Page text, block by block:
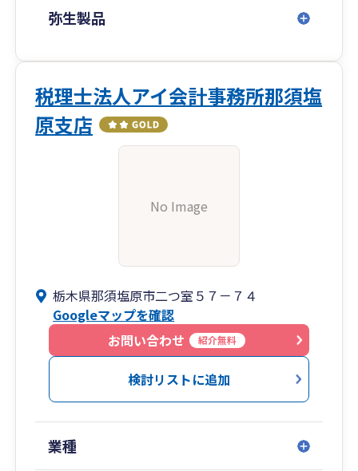
弥生製品
税理士法人アイ会計事務所那須塩
原支店
No Image
栃木県那須塩原市二つ室５７－７４
Googleマップを確認
お問い合わせ
紹介無料
検討リストに追加
業種